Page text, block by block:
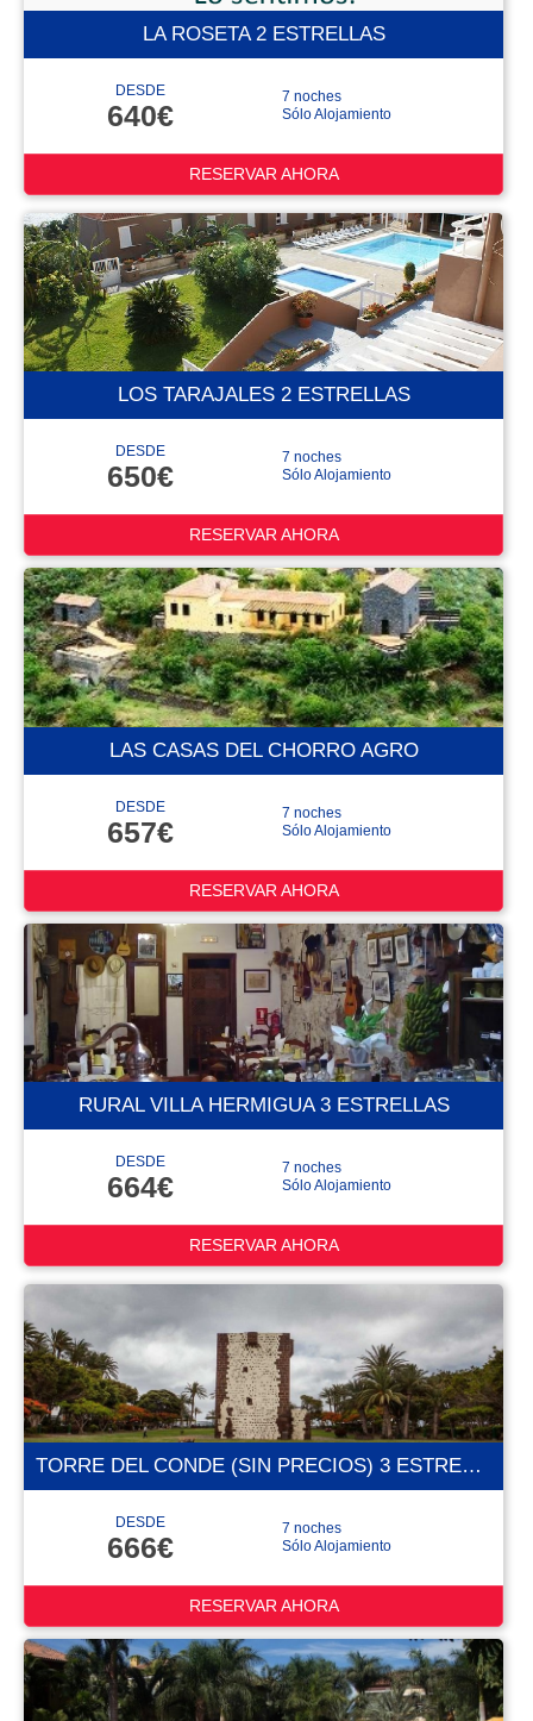
LA ROSETA 2 ESTRELLAS
DESDE
640€
7 noches
Sólo Alojamiento
RESERVAR AHORA
LOS TARAJALES 2 ESTRELLAS
DESDE
650€
7 noches
Sólo Alojamiento
RESERVAR AHORA
LAS CASAS DEL CHORRO AGRO
DESDE
657€
7 noches
Sólo Alojamiento
RESERVAR AHORA
RURAL VILLA HERMIGUA 3 ESTRELLAS
DESDE
664€
7 noches
Sólo Alojamiento
RESERVAR AHORA
TORRE DEL CONDE (SIN PRECIOS) 3 ESTRELLAS
DESDE
666€
7 noches
Sólo Alojamiento
RESERVAR AHORA